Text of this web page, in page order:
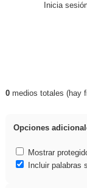
Inicia
Resultados
0medios totales (hay
Opciones
Mostrar
Incluir palabras